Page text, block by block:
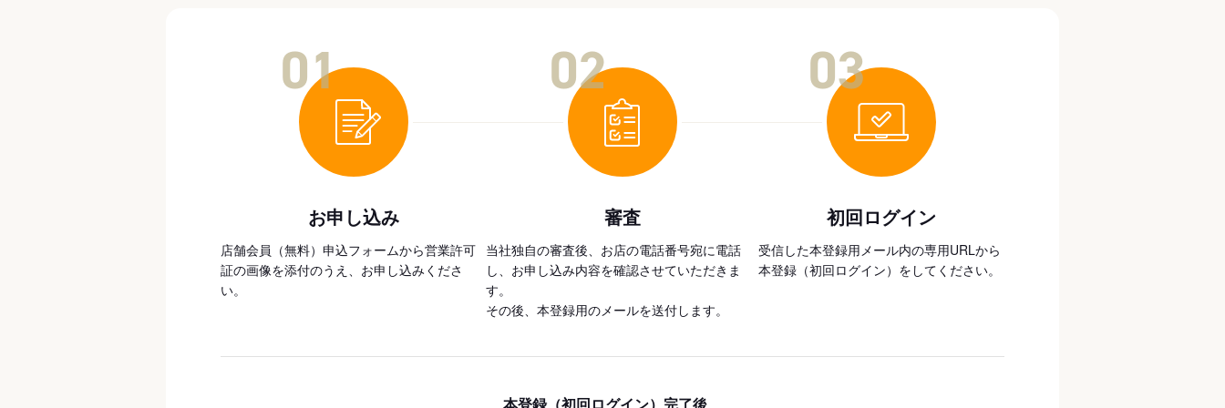
お申し込み
店舗会員（無料）申込フォームから営業許可
証の画像を添付のうえ、お申し込みくださ
い。
審査
当社独自の審査後、お店の電話番号宛に電話
し、お申し込み内容を確認させていただきま
す。
その後、本登録用のメールを送付します。
初回ログイン
受信した本登録用メール内の専用URLから
本登録（初回ログイン）をしてください。